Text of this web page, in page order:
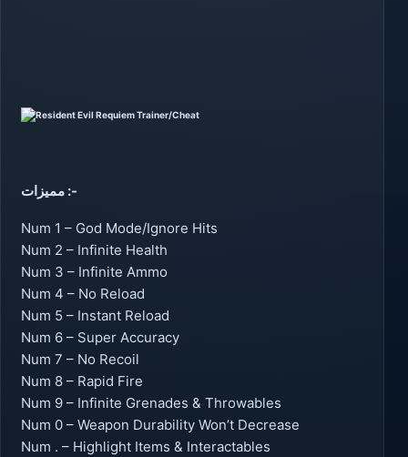
مميزات :-
Num 1 – God Mode/Ignore Hits
Num 2 – Infinite Health
Num 3 – Infinite Ammo
Num 4 – No Reload
Num 5 – Instant Reload
Num 6 – Super Accuracy
Num 7 – No Recoil
Num 8 – Rapid Fire
Num 9 – Infinite Grenades & Throwables
Num 0 – Weapon Durability Won’t Decrease
Num . – Highlight Items & Interactables